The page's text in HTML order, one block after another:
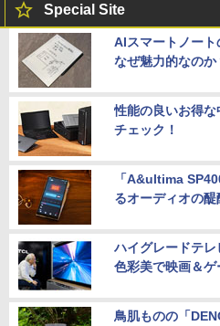
Special Site
AIスマートノー
なぜ魅力的なのか
性能の良いお得
チェック！
「A&ultima
るオーディオの醍
ハイグレードテ
色彩美で映画＆
鳥肌ものの「